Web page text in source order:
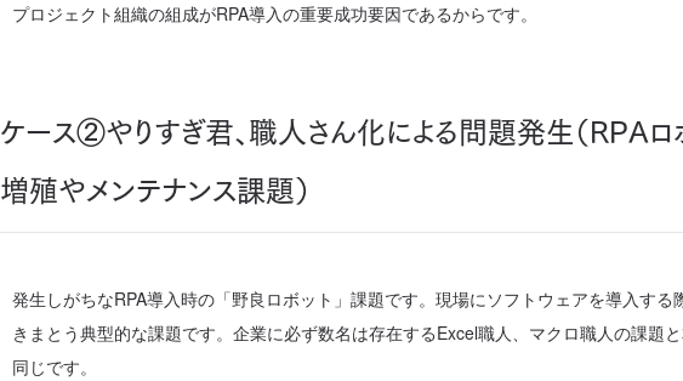
プロジェクト組織の組成がRPA導入の重要成功要因であるからです。
ケース②やりすぎ君、職人さん化による問題発生（RPAロ
増殖やメンテナンス課題）
発生しがちなRPA導入時の「野良ロボット」課題です。現場にソフトウェアを導入する
きまとう典型的な課題です。企業に必ず数名は存在するExcel職人、マクロ職人の課題
同じです。